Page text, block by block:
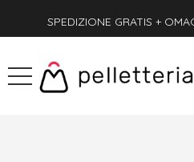
SPEDIZIONE GRATIS +
PAGA ANCHE
SPEDIZIONE GRATIS +